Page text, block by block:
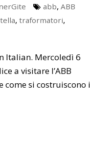
abb, ABB
, traformatori,
Italian. Mercoledì 6
a visitare l’ABB
come si costruiscono i